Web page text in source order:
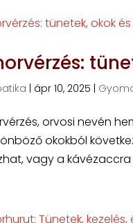
ápr 10, 2025
orvosi nevén
okokból
vagy a kávézaccra